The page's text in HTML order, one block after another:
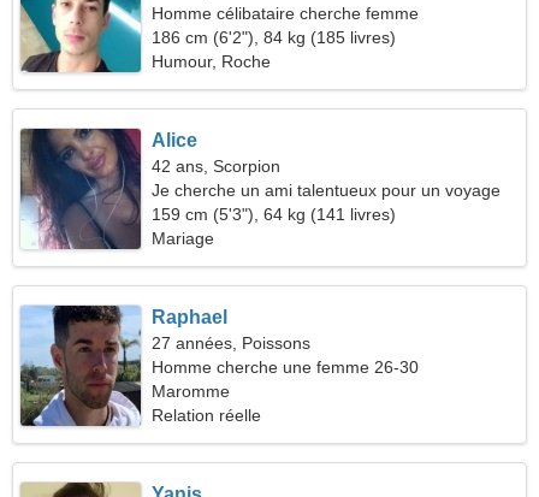
Homme célibataire cherche femme
186 cm (6'2"), 84 kg (185 livres)
Humour, Roche
Alice
42 ans, Scorpion
Je cherche un ami talentueux pour un voyage
commun
159 cm (5'3"), 64 kg (141 livres)
Mariage
Raphael
27 années, Poissons
Homme cherche une femme 26-30
Maromme
Relation réelle